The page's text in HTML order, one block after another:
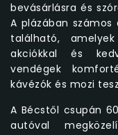
bevásárlásra és
A plázában
található,
akciókkal és
vendégek
kávézók és mozi
A Bécstől csupán
autóval